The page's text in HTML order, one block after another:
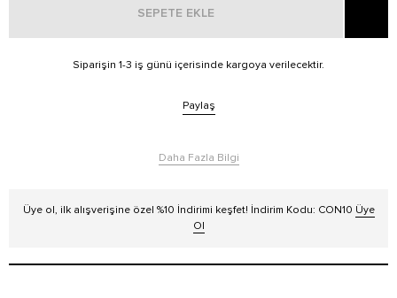
SEPETE EKLE
Siparişin 1-3 iş günü içerisinde kargoya verilecektir.
Paylaş
Daha Fazla Bilgi
Üye ol, ilk alışverişine özel %10 İndirimi keşfet! İndirim Kodu: CON10 Üye
Ol